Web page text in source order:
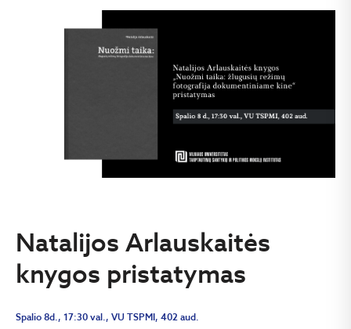
Natalijos Arlauskaitės
knygos pristatymas
Spalio 8d., 17:30 val., VU TSPMI, 402 aud.